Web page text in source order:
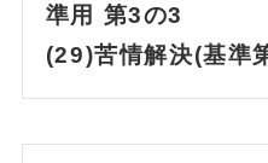
準用 第3の3
(29)苦情解決(基準